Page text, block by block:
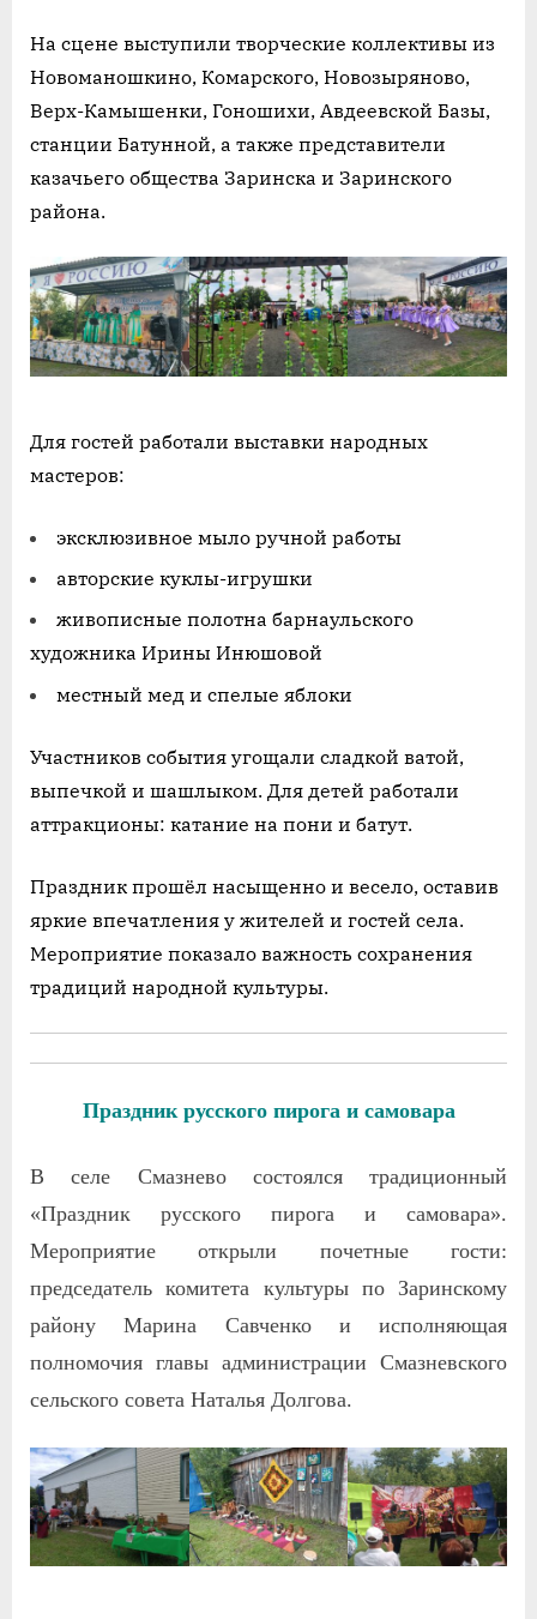
На сцене выступили творческие коллективы из
Новоманошкино, Комарского, Новозыряново,
Верх-Камышенки, Гоношихи, Авдеевской Базы,
станции Батунной, а также представители
казачьего общества Заринска и Заринского
района.
Для гостей работали выставки народных
мастеров:
эксклюзивное мыло ручной работы
авторские куклы-игрушки
живописные полотна барнаульского
художника Ирины Инюшовой
местный мед и спелые яблоки
Участников события угощали сладкой ватой,
выпечкой и шашлыком. Для детей работали
аттракционы: катание на пони и батут.
Праздник прошёл насыщенно и весело, оставив
яркие впечатления у жителей и гостей села.
Мероприятие показало важность сохранения
традиций народной культуры.
Праздник русского пирога и самовара
В селе Смазнево состоялся традиционный
«Праздник русского пирога и самовара».
Мероприятие открыли почетные гости:
председатель комитета культуры по Заринскому
району Марина Савченко и исполняющая
полномочия главы администрации Смазневского
сельского совета Наталья Долгова.